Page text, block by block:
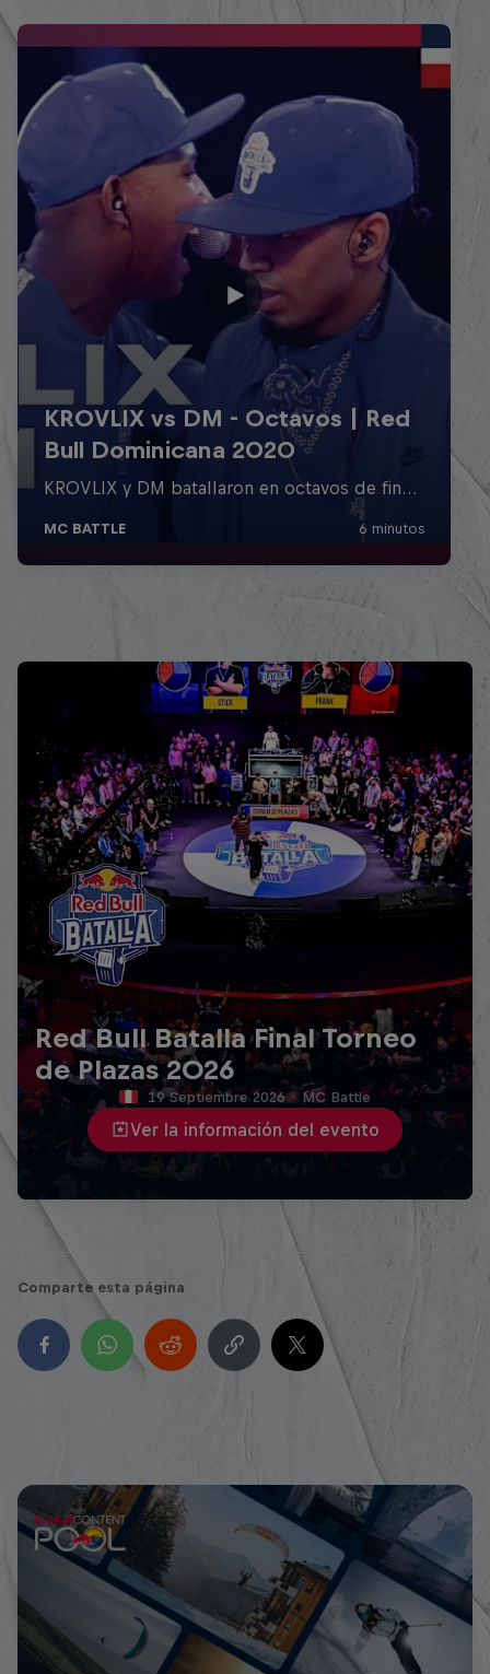
Red Bull Batalla Final Torneo
de Plazas 2026
Ver la información del evento
19 Septiembre 2026 · MC Battle
Comparte esta página